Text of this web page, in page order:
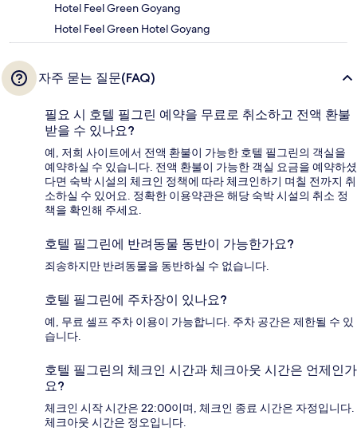
Hotel Feel Green Goyang
Hotel Feel Green Hotel Goyang
자주 묻는 질문(FAQ)
필요 시 호텔 필그린 예약을 무료로 취소하고 전액 환불
받을 수 있나요?
예, 저희 사이트에서 전액 환불이 가능한 호텔 필그린의 객실을
예약하실 수 있습니다. 전액 환불이 가능한 객실 요금을 예약하셨
다면 숙박 시설의 체크인 정책에 따라 체크인하기 며칠 전까지 취
소하실 수 있어요. 정확한 이용약관은 해당 숙박 시설의 취소 정
책을 확인해 주세요.
호텔 필그린에 반려동물 동반이 가능한가요?
죄송하지만 반려동물을 동반하실 수 없습니다.
호텔 필그린에 주차장이 있나요?
예, 무료 셀프 주차 이용이 가능합니다. 주차 공간은 제한될 수 있
습니다.
호텔 필그린의 체크인 시간과 체크아웃 시간은 언제인가
요?
체크인 시작 시간은 22:00이며, 체크인 종료 시간은 자정입니다.
체크아웃 시간은 정오입니다.